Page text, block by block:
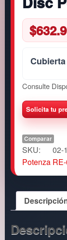
$
Consulte
Comparar
SKU: 02-
Potenza